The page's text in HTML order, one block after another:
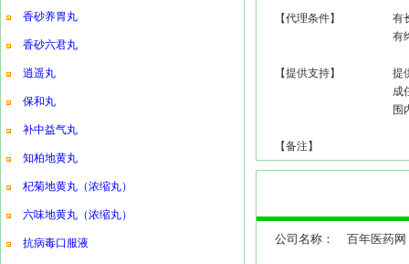
香砂养胃丸
香砂六君丸
逍遥丸
保和丸
补中益气丸
知柏地黄丸
杞菊地黄丸（浓缩丸）
六味地黄丸（浓缩丸）
抗病毒口服液
【代理条件】
有
有
【提供支持】
提
成
围
【备注】
公司名称： 百年医药网